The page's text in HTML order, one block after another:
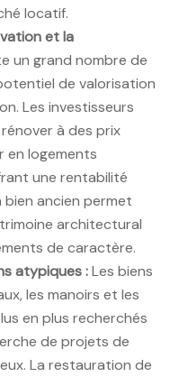
locatif.
et la
un grand nombre de
de valorisation
Les investisseurs
à des prix
en logements
une rentabilité
ancien permet
architectural
de caractère.
atypiques :Les biens
les manoirs et les
en plus recherchés
de projets de
La restauration de